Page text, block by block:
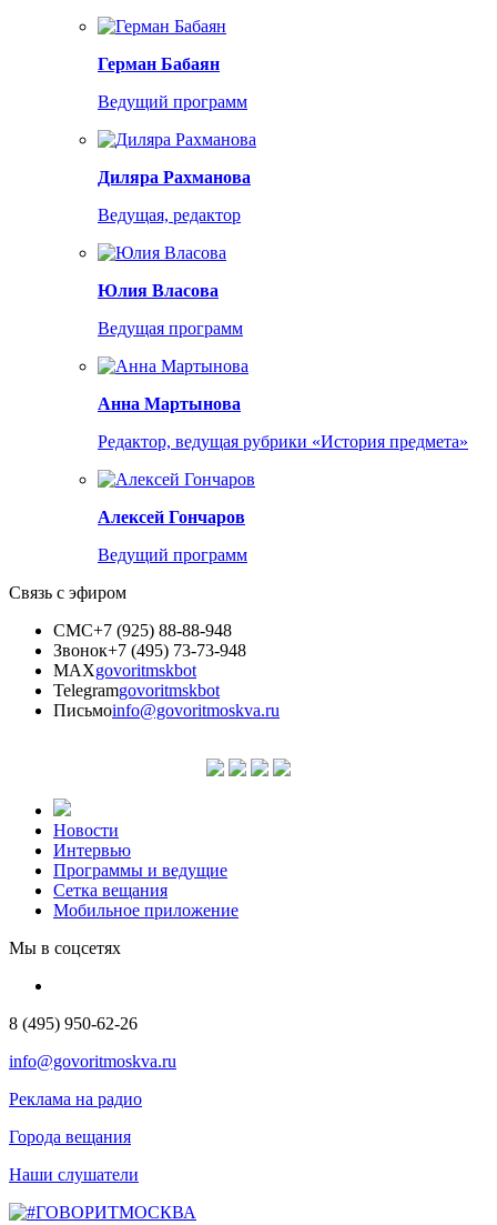
Герман Бабаян
Ведущий программ
Диляра Рахманова
Ведущая, редактор
Юлия Власова
Ведущая программ
Анна Мартынова
Редактор, ведущая рубрики «История предмета»
Алексей Гончаров
Ведущий программ
Связь с эфиром
СМС+7 (925) 88-88-948
Звонок+7 (495) 73-73-948
MAXgovoritmskbot
Telegramgovoritmskbot
Письмоinfo@govoritmoskva.ru
Новости
Интервью
Программы и ведущие
Сетка вещания
Мобильное приложение
Мы в соцсетях
8 (495) 950-62-26
info@govoritmoskva.ru
Реклама на радио
Города вещания
Наши слушатели